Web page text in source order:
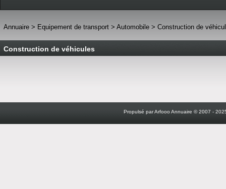
Annuaire > Equipement de transport > Automobile > Construction de
Construction de véhicules
Propulsé par Arfooo Annuaire © 2007 -